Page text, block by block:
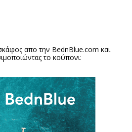
απο την BednBlue.com και
το κούπονι: